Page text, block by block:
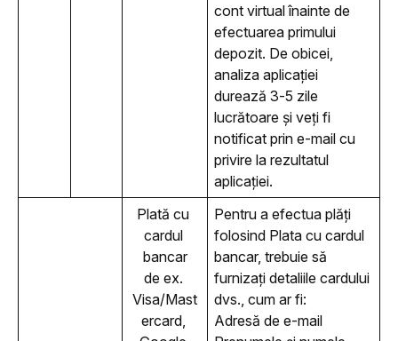
cont virtual înainte de
efectuarea primului
depozit. De obicei,
analiza aplicației
durează 3-5 zile
lucrătoare și veți fi
notificat prin e-mail cu
privire la rezultatul
aplicației.
Plată cu
cardul
bancar
de ex.
Visa/Mast
ercard,
Pentru a efectua plăți
folosind Plata cu cardul
bancar, trebuie să
furnizați detaliile cardului
dvs., cum ar fi:
Adresă de e-mail